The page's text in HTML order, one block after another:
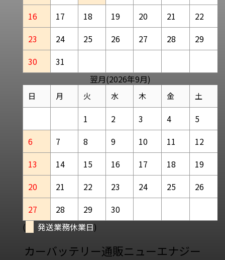
16
17 18 19 20 21
22
23
24 25 26 27 28
29
30
31
翌月(2026年9月)
日 月 火 水 木 金 土
1 2 3 4
5
6
7 8 9 10 11
12
13
14 15 16 17 18
19
20
21 22 23 24 25
26
27
28 29
30
(
発送業務休業日)
カーバッテリー通販ニューエナジー